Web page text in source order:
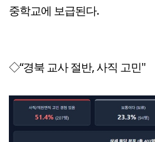
중학교에 보급된다.
◇“경북 교사 절반, 사직 고민"